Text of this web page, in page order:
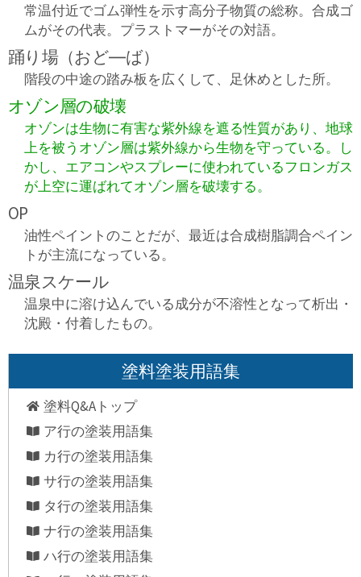
常温付近でゴム弾性を示す高分子物質の総称。合成ゴ
ムがその代表。プラストマーがその対語。
踊り場（おど―ば）
階段の中途の踏み板を広くして、足休めとした所。
オゾン層の破壊
オゾンは生物に有害な紫外線を遮る性質があり、地球
上を被うオゾン層は紫外線から生物を守っている。し
かし、エアコンやスプレーに使われているフロンガス
が上空に運ばれてオゾン層を破壊する。
OP
油性ペイントのことだが、最近は合成樹脂調合ペイン
トが主流になっている。
温泉スケール
温泉中に溶け込んでいる成分が不溶性となって析出・
沈殿・付着したもの。
塗料塗装用語集
塗料Q&Aトップ
ア行の塗装用語集
カ行の塗装用語集
サ行の塗装用語集
タ行の塗装用語集
ナ行の塗装用語集
ハ行の塗装用語集